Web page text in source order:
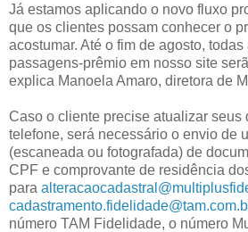
Já estamos aplicando o novo fluxo
que os clientes possam conhecer o
acostumar. Até o fim de agosto,
passagens-prêmio em nosso site
explica Manoela Amaro, diretora de
Caso o cliente precise atualizar seus
telefone, será necessário o envio de
(escaneada ou fotografada) de
CPF e comprovante de residência
para alteracaocadastral@
cadastramento.fidelidade@tam.
número TAM Fidelidade, o número